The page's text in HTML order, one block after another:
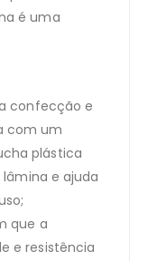
é uma
confecção e
com um
plástica
e ajuda
que a
e resistência